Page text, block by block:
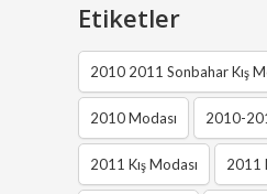
Etiketler
2010 2011 Sonbahar Kış
2010 Modası 2010-
2011 Kış Modası 2011